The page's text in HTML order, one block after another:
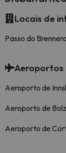
Locais de
Passo do
Aeroportos
Aeroporto de
Aeroporto de
Aeroporto de